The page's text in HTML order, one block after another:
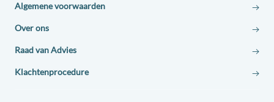
Algemene voorwaarden
Over ons
Raad van Advies
Klachtenprocedure